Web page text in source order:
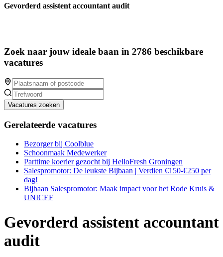
Gevorderd assistent accountant audit
Zoek naar jouw ideale baan in 2786 beschikbare
vacatures
Vacatures zoeken
Gerelateerde vacatures
Bezorger bij Coolblue
Schoonmaak Medewerker
Parttime koerier gezocht bij HelloFresh Groningen
Salespromotor: De leukste Bijbaan | Verdien €150-€250 per
dag!
Bijbaan Salespromotor: Maak impact voor het Rode Kruis &
UNICEF
Gevorderd assistent accountant
audit